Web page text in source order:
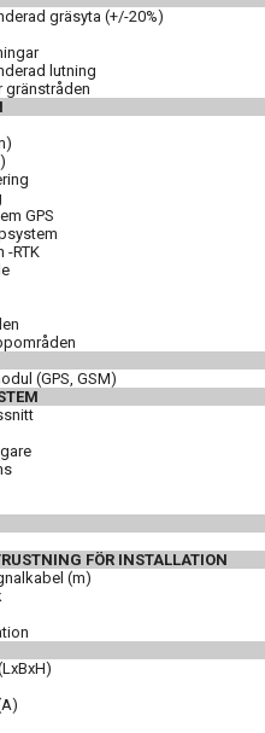
gräsyta (+/-20%)
lutning
gränstråden
GPS
-RTK
(GPS, GSM)
FÖR INSTALLATION
(m)